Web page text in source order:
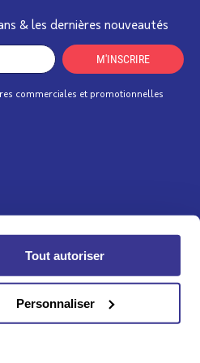
Tout autoriser
Personnaliser
& les dernières nouveautés
M'INSCRIRE
commerciales et promotionnelles